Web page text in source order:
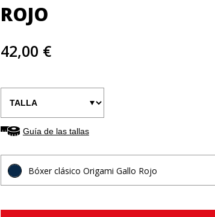
ROJO
42,00 €
Guía de las tallas
Bóxer clásico Origami Gallo Rojo